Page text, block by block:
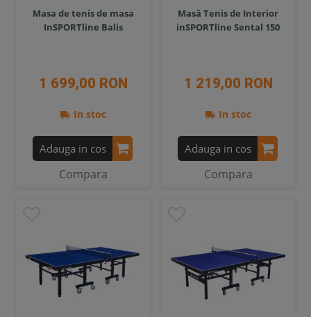
Masa de tenis de masa
InSPORTline Balis
1 699,00 RON
In stoc
Adauga in cos
Compara
Masă Tenis de Interior
inSPORTline Sental 150
1 219,00 RON
In stoc
Adauga in cos
Compara